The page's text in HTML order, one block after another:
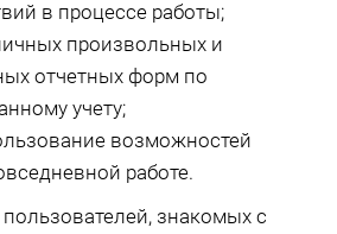
в процессе работы;
произвольных и
отчетных форм по
учету;
возможностей
работе.
пользователей, знакомых с